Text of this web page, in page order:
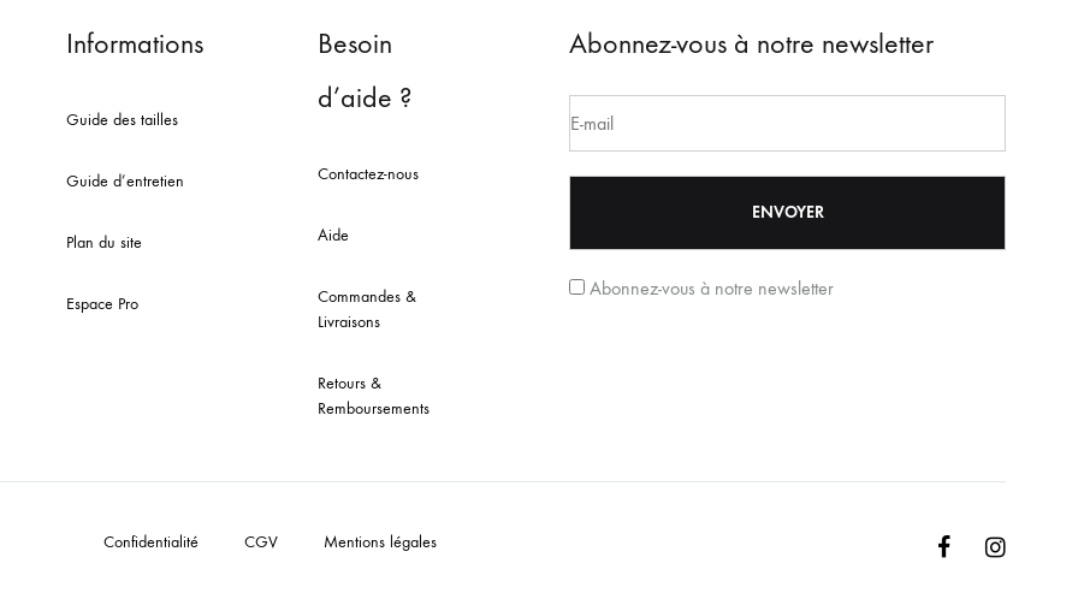
Informations
Guide des tailles
Guide d’entretien
Plan du site
Espace Pro
Besoin
d’aide ?
Contactez-nous
Aide
Commandes &
Livraisons
Retours &
Remboursements
Abonnez-vous à notre newsletter
Abonnez-vous à notre newsletter
Confidentialité CGV Mentions légales Facebook